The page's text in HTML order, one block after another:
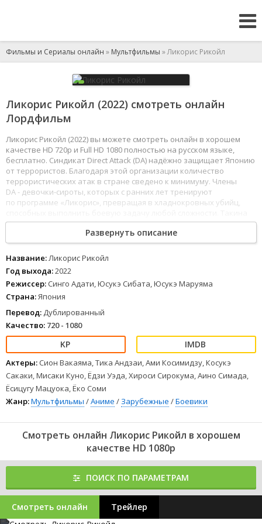
Фильмы и Сериалы онлайн » Мультфильмы » Ликорис Рикойл
Ликорис Рикойл (2022) смотреть онлайн
Лордфильм
Ликорис Рикойл (2022) вы можете смотреть онлайн в хорошем
качестве HD 720p и Full HD 1080 полностью на русском языке,
бесплатно. Синдикат Direct Attack (DA) надёжно защищает Японию
от террористов. Благодаря этой организации количество
террористических атак в стране сведено к минимуму. Члены
DA - девочки-сироты, которых с ранних лет тренируют
по программе «Ликорис», превращая в хладнокровных убийц,
Иноэ была опытным бойцом, пока из-за неподчинения приказу
не была отстранена от боевых миссий, и теперь она проводит
время за рутинной работой в кафе под прикрытием. Её новая
напарница, вундеркинд Тисато Нисикиги, совсем не похожа
на прочих сотрудников конторы. И именно ей суждено изменить
жизнь Такины.
1234 5 67 8
Развернуть описание
Название:Ликорис Рикойл
Год выхода:2022
Режиссер: Синго Адати, Юсукэ Сибата, Юсукэ Маруяма
Страна:Япония
Перевод: Дублированный
Качество: 720 - 1080
Актеры: Сион Вакаяма, Тика Андзаи, Ами Косимидзу, Косукэ
Сакаки, Мисаки Куно, Ёдзи Уэда, Хироси Сирокума, Аино Симада,
Ёсицугу Мацуока, Ёко Соми
Жанр:Мультфильмы /Аниме / Зарубежные /Боевики
Смотреть онлайн Ликорис Рикойл в хорошем
качестве HD 1080p
ПОИСК ПО ПАРАМЕТРАМ
Смотреть онлайн Трейлер